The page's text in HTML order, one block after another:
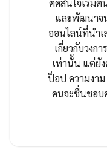
และพัฒนาจ
ออนไลน์ที่นำเ
เกี่ยวกับวงก
เท่านั้น แต่ยั
ป็อป ความงาม
คนจะชื่นชอบ